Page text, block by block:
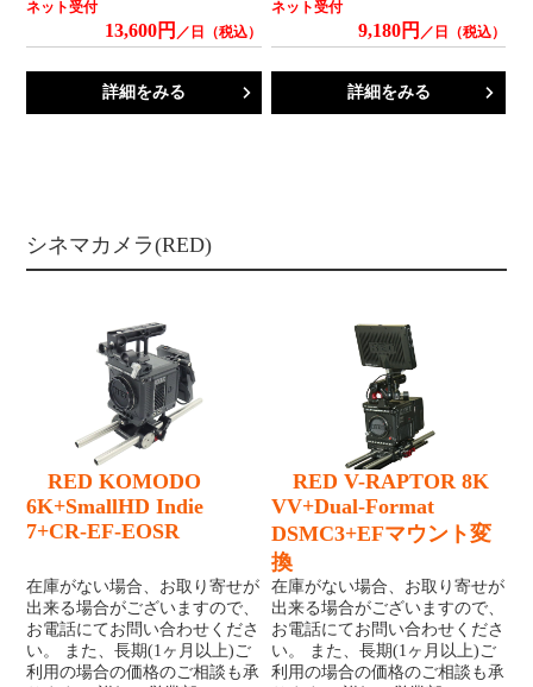
ネット受付
13,600円 ／日（税込）
詳細をみる
ネット受付
9,180円 ／日（税込）
詳細をみる
シネマカメラ(RED)
RED KOMODO
6K+SmallHD Indie
7+CR-EF-EOSR
在庫がない場合、お取り寄せが
出来る場合がございますので、
お電話にてお問い合わせくださ
い。 また、長期(1ヶ月以上)ご
利用の場合の価格のご相談も承
RED V-RAPTOR 8K
VV+Dual-Format
DSMC3+EFマウント変
換
在庫がない場合、お取り寄せが
出来る場合がございますので、
お電話にてお問い合わせくださ
い。 また、長期(1ヶ月以上)ご
利用の場合の価格のご相談も承